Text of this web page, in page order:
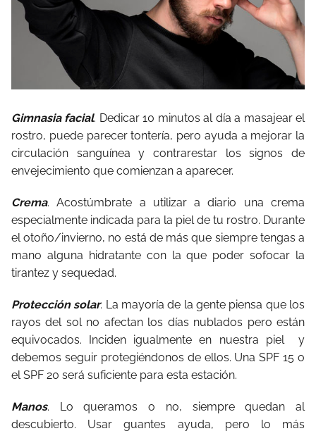
Gimnasia facial. Dedicar 10 minutos al día a masajear el
rostro, puede parecer tontería, pero ayuda a mejorar la
circulación sanguínea y contrarestar los signos de
envejecimiento que comienzan a aparecer.
Crema. Acostúmbrate a utilizar a diario una crema
especialmente indicada para la piel de tu rostro. Durante
el otoño/invierno, no está de más que siempre tengas a
mano alguna hidratante con la que poder sofocar la
tirantez y sequedad.
Protección solar. La mayoría de la gente piensa que los
rayos del sol no afectan los días nublados pero están
equivocados. Inciden igualmente en nuestra piel y
debemos seguir protegiéndonos de ellos. Una SPF 15 o
el SPF 20 será suficiente para esta estación.
Manos. Lo queramos o no, siempre quedan al
descubierto. Usar guantes ayuda, pero lo más